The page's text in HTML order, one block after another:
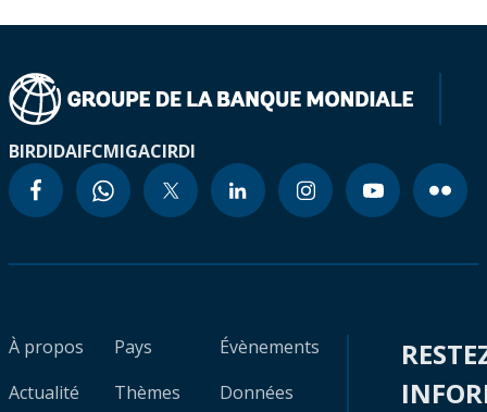
BIRDIDAIFCMIGACIRDI
À propos
Actualité
Pays
Thèmes
Évènements
Données